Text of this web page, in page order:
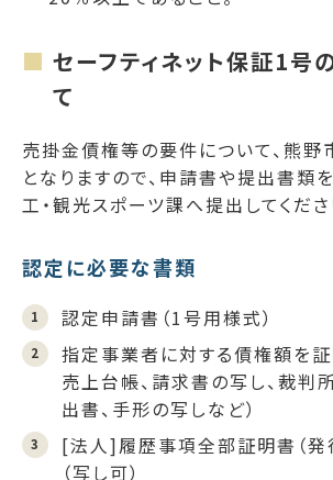
セーフティネット保証1号
て
売掛金債権等の要件について、熊
となりますので、申請書や提出書類
工・観光スポーツ課へ提出してくださ
認定に必要な書類
認定申請書（1号用様式）
指定事業者に対する債権額を証
売上台帳、請求書の写し、裁判
出書、手形の写しなど）
[法人]履歴事項全部証明書（発
（写し可）